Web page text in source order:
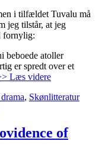
i tilfældet Tuvalu må
jeg tilstår, at jeg
fornylig:
beboede atoller
er spredt over et
Læs videre
, Skønlitteratur
of